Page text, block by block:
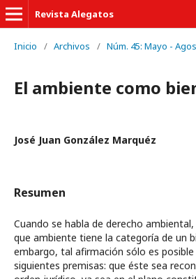
Revista Alegatos
Inicio / Archivos / Núm. 45: Mayo -
El ambiente como
José Juan González Marquéz
Resumen
Cuando se habla de derecho
que ambiente tiene la categoría de un
embargo, tal afirmación sólo es posible
siguientes premisas: que éste sea